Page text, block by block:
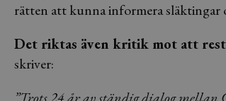
rätten att kunna informera släktingar
Det riktas även kritik mot att
skriver: